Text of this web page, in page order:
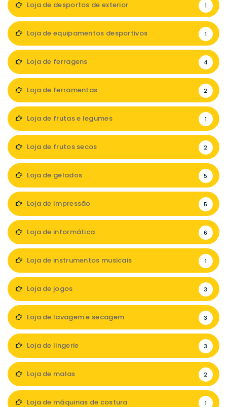
Loja de desportos de exterior 1
Loja de equipamentos desportivos 1
Loja de ferragens 4
Loja de ferramentas 2
Loja de frutas e legumes 1
Loja de frutos secos 2
Loja de gelados 5
Loja de Impressão 5
Loja de informática 6
Loja de instrumentos musicais 1
Loja de jogos 3
Loja de lavagem e secagem 3
Loja de lingerie 3
Loja de malas 2
Loja de máquinas de costura 1